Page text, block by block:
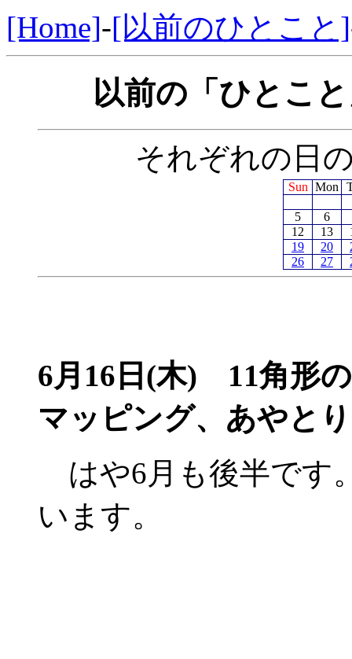
[Home]-[以前のひとこと]
以前の「ひとこ
それぞれの日
Sun Mon
5
6
12
13
19
20
26
27
6月16日(木) 11角形
マッピング、あやとり
はや6月も後半です
います。